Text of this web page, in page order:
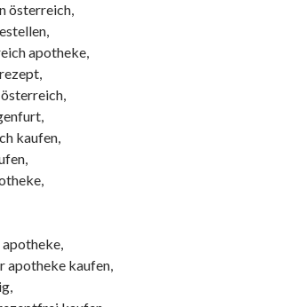
österreich,
apotheke,
kaufen,
apotheke kaufen,